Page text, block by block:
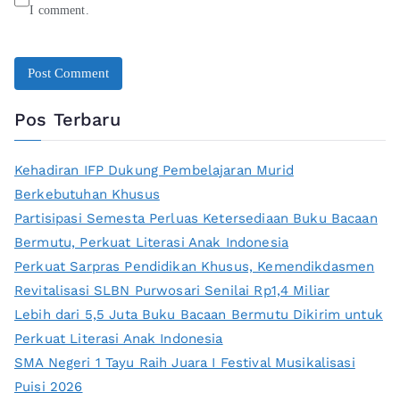
I comment.
Pos Terbaru
Kehadiran IFP Dukung Pembelajaran Murid
Berkebutuhan Khusus
Partisipasi Semesta Perluas Ketersediaan Buku Bacaan
Bermutu, Perkuat Literasi Anak Indonesia
Perkuat Sarpras Pendidikan Khusus, Kemendikdasmen
Revitalisasi SLBN Purwosari Senilai Rp1,4 Miliar
Lebih dari 5,5 Juta Buku Bacaan Bermutu Dikirim untuk
Perkuat Literasi Anak Indonesia
SMA Negeri 1 Tayu Raih Juara I Festival Musikalisasi
Puisi 2026